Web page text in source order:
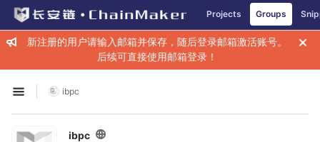
Skip to content
GitLab Projects Groups
新注册的用户请输入邮箱并保存，随后登录邮箱激活账号。
后续可直接使用邮箱登录！
Open sidebar
ibpc
ibpc